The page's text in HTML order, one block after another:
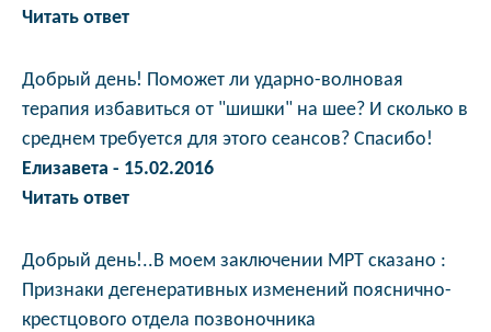
Читать ответ
Добрый день! Поможет ли ударно-волновая
терапия избавиться от "шишки" на шее? И сколько в
среднем требуется для этого сеансов? Спасибо!
Елизавета - 15.02.2016
Читать ответ
Добрый день!..В моем заключении МРТ сказано :
Признаки дегенеративных изменений пояснично-
крестцового отдела позвоночника